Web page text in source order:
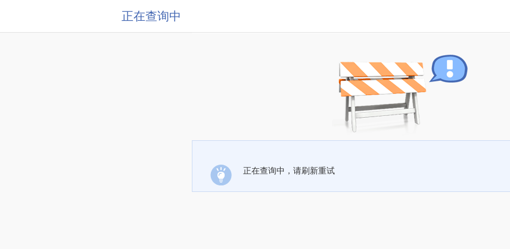
正在查询中
正在查询中，请刷新重试